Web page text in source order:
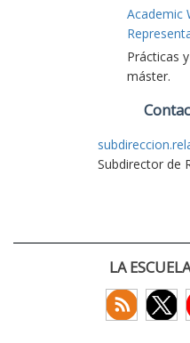
Academic
Prácticas
máster.
Subdirector de
LA